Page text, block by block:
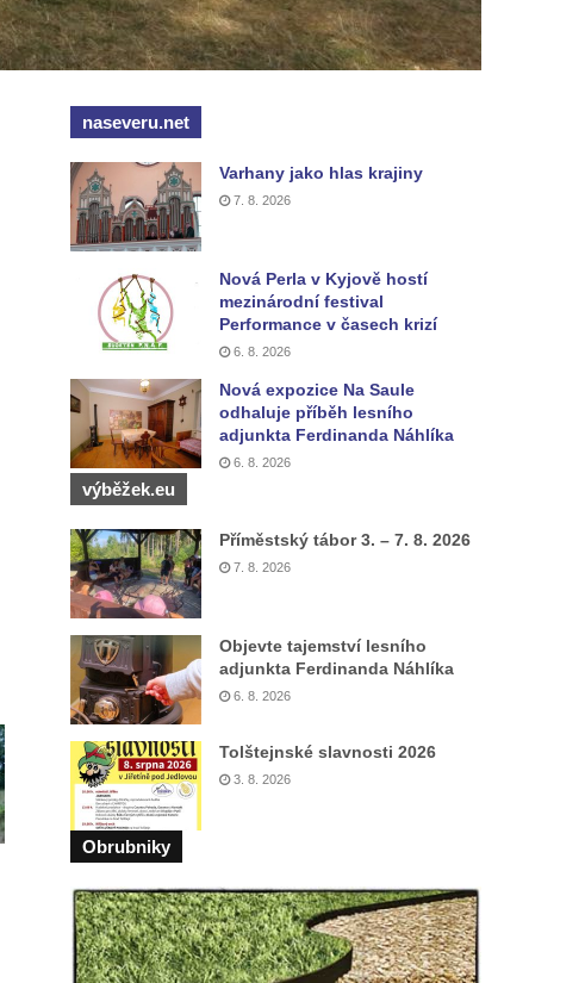
naseveru.net
Varhany jako hlas krajiny
7. 8. 2026
Nová Perla v Kyjově hostí
mezinárodní festival
Performance v časech krizí
6. 8. 2026
Nová expozice Na Saule
odhaluje příběh lesního
adjunkta Ferdinanda Náhlíka
6. 8. 2026
výběžek.eu
Příměstský tábor 3. – 7. 8. 2026
7. 8. 2026
Objevte tajemství lesního
adjunkta Ferdinanda Náhlíka
6. 8. 2026
Tolštejnské slavnosti 2026
3. 8. 2026
Obrubniky